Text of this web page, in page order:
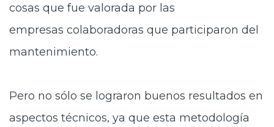
cosas que fue valorada por las
empresas colaboradoras que participaron del
mantenimiento.
Pero no sólo se lograron buenos resultados en
aspectos técnicos, ya que esta metodología